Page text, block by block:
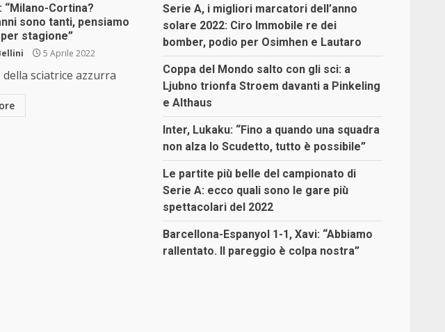
“Milano-Cortina?
sono tanti, pensiamo
stagione”
5 Aprile 2022
sciatrice azzurra
Serie A, i migliori marcatori dell’anno
solare 2022: Ciro Immobile re dei
bomber, podio per Osimhen e Lautaro
Coppa del Mondo salto con gli sci: a
Ljubno trionfa Stroem davanti a Pinkeling
e Althaus
Inter, Lukaku: “Fino a quando una squadra
non alza lo Scudetto, tutto è possibile”
Le partite più belle del campionato di
Serie A: ecco quali sono le gare più
spettacolari del 2022
Barcellona-Espanyol 1-1, Xavi: “Abbiamo
rallentato. Il pareggio è colpa nostra”